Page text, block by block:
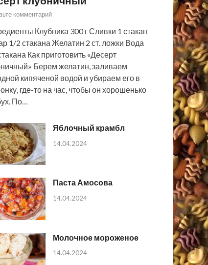
комментарий
Клубника 300 г Сливки 1 стакан
1/2 стакана Желатин 2 ст. ложки Вода
Как приготовить «Десерт
Берем желатин, заливаем
кипяченой водой и убираем его в
где-то на час, чтобы он хорошенько
По…
Яблочный крамбл
14.04.2024
Паста Амосова
14.04.2024
Молочное мороженое
14.04.2024